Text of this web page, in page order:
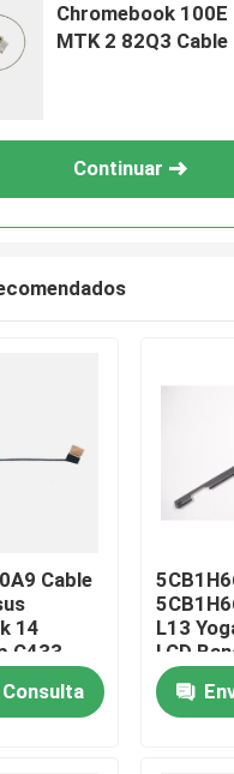
Chromebook 100E
MTK 2 82Q3 Cable
Continuar
Cable
14
C433
L13
LCD
cubierta
bisagra